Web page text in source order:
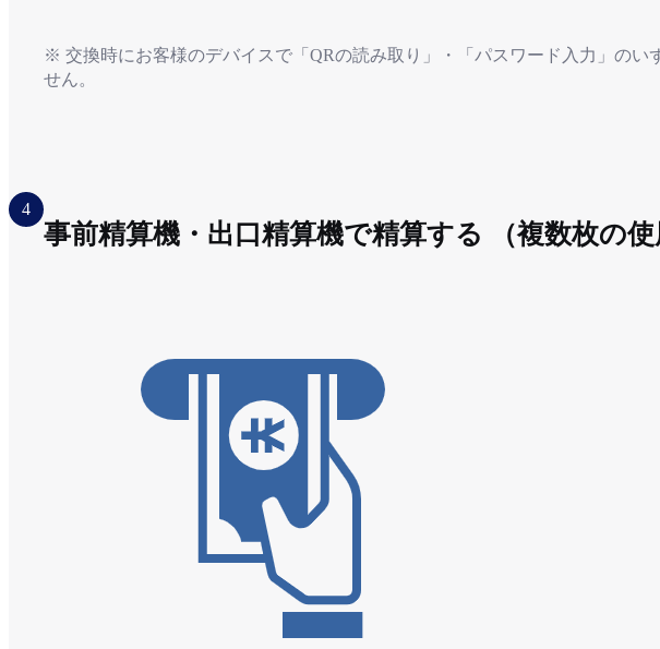
※ 交換時にお客様のデバイスで「QRの読み取り」・「パスワード入力」の
せん。
4
事前精算機・出口精算機で精算する （複数枚の使